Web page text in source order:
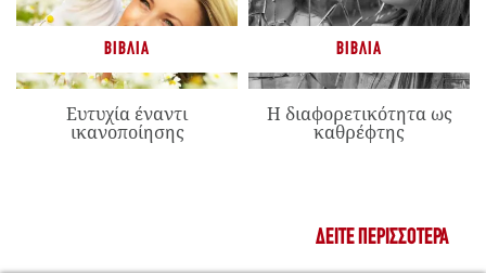
ΒΙΒΛΊΑ
Ευτυχία έναντι
ικανοποίησης
ΒΙΒΛΊΑ
Η διαφορετικότητα ως
καθρέφτης
ΔΕΊΤΕ ΠΕΡΙΣΣΌΤΕΡΑ